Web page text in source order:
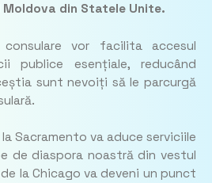
din Statele Unite.
consulare vor facilita accesul
publice esențiale, reducând
sunt nevoiți să le parcurgă
Sacramento va aduce serviciile
de diaspora noastră din vestul
la Chicago va deveni un punct